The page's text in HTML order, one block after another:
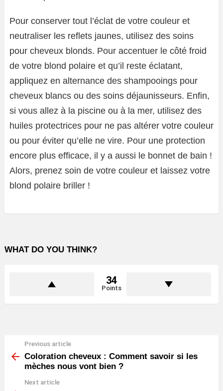
Pour conserver tout l’éclat de votre couleur et
neutraliser les reflets jaunes, utilisez des soins
pour cheveux blonds. Pour accentuer le côté froid
de votre blond polaire et qu’il reste éclatant,
appliquez en alternance des shampooings pour
cheveux blancs ou des soins déjaunisseurs. Enfin,
si vous allez à la piscine ou à la mer, utilisez des
huiles protectrices pour ne pas altérer votre couleur
ou pour éviter qu’elle ne vire. Pour une protection
encore plus efficace, il y a aussi le bonnet de bain !
Alors, prenez soin de votre couleur et laissez votre
blond polaire briller !
WHAT DO YOU THINK?
34
Points
more
Previous article
Coloration cheveux : Comment savoir si les
mèches nous vont bien ?
Next article